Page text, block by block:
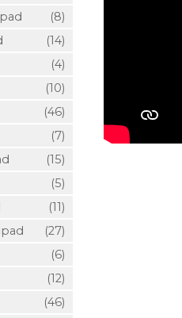
(8)
(14)
(4)
(10)
(46)
(7)
(15)
(5)
(11)
(27)
(6)
(12)
(46)